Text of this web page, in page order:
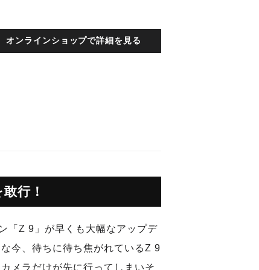
オンラインショップで詳細を見る
行！
「Z 9」が早くも大幅なアップデ
今、待ちに待ち焦がれているZ 9
メラだけが先に行ってしまいそ